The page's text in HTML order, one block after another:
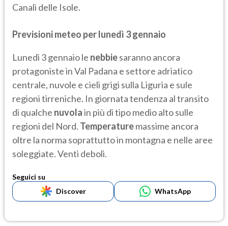
Canali delle Isole.
Previsioni meteo per lunedì 3 gennaio
Lunedì 3 gennaio le nebbiesaranno ancora
protagoniste in Val Padana e settore adriatico
centrale, nuvole e cieli grigi sulla Liguria e sule
regioni tirreniche. In giornata tendenza al transito
di qualche nuvolain più di tipo medio alto sulle
regioni del Nord. Temperaturemassime ancora
oltre la norma soprattutto in montagna e nelle aree
soleggiate. Venti deboli.
Seguici su
Discover
WhatsApp